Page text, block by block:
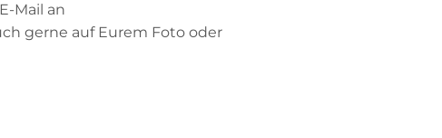
Mail an
gerne auf Eurem Foto oder